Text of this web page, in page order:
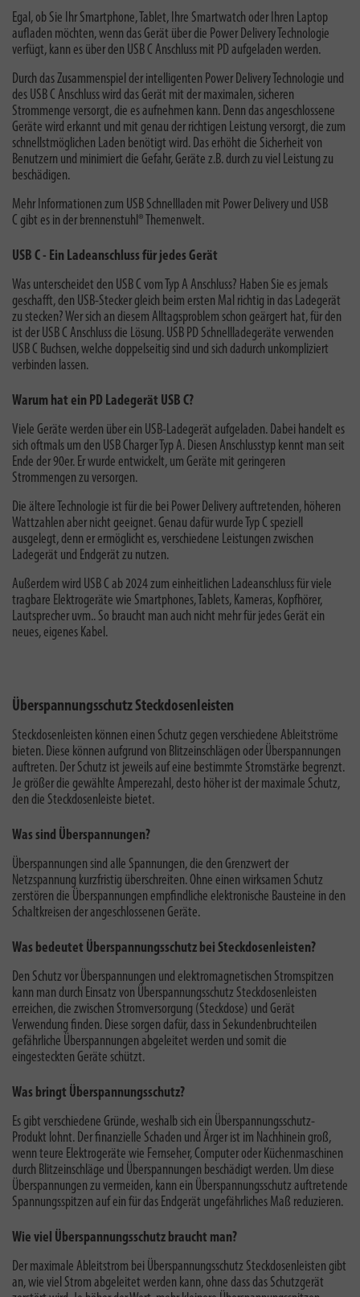
Egal, ob Sie Ihr Smartphone, Tablet, Ihre Smartwatch oder Ihren Laptop
aufladen möchten,wenn das Gerät über die Power Delivery Technologie
verfügt, kann es über den USB C Anschluss mit PD aufgeladen werden.
Durch das Zusammenspiel der intelligenten Power Delivery Technologie und
des USB C Anschluss wird das Gerät mit der maximalen, sicheren
Strommenge versorgt, die es aufnehmen kann. Denn das angeschlossene
Geräte wird erkannt und mit genau der richtigen Leistung versorgt, die zum
schnellstmöglichen Laden benötigt wird. Das erhöht die Sicherheit von
Benutzern und minimiert die Gefahr, Geräte z.B. durch zu viel Leistung zu
beschädigen.
Mehr Informationen zum USB Schnellladen mit Power Delivery und USB
C gibt es in der brennenstuhl® Themenwelt.
USB C - Ein Ladeanschluss für jedes Gerät
Was unterscheidet den USB C vom Typ A Anschluss? Haben Sie es jemals
geschafft, den USB-Stecker gleich beim ersten Mal richtig in das Ladegerät
zu stecken? Wer sich an diesem Alltagsproblem schon geärgert hat, für den
ist der USB C Anschluss die Lösung. USB PD Schnellladegeräte verwenden
USB C Buchsen, welche doppelseitig sind und sich dadurch unkompliziert
verbinden lassen.
Warum hat ein PD Ladegerät USB C?
Viele Geräte werden über ein USB-Ladegerät aufgeladen. Dabei handelt es
sich oftmals um den USB Charger Typ A. Diesen Anschlusstyp kennt man seit
Ende der 90er. Er wurde entwickelt, um Geräte mit geringeren
Strommengen zu versorgen.
Die ältere Technologie ist für die bei Power Delivery auftretenden, höheren
Wattzahlen aber nicht geeignet. Genau dafür wurde Typ C speziell
ausgelegt, denn er ermöglicht es, verschiedene Leistungen zwischen
Ladegerät und Endgerät zu nutzen.
Außerdem wird USB C ab 2024 zum einheitlichen Ladeanschluss für viele
tragbare Elektrogeräte wie Smartphones, Tablets, Kameras, Kopfhörer,
Lautsprecher uvm.. So braucht man auch nicht mehr für jedes Gerät ein
neues, eigenes Kabel.
Überspannungsschutz Steckdosenleisten
Steckdosenleisten können einen Schutz gegen verschiedene Ableitströme
bieten. Diese können aufgrund von Blitzeinschlägen oder Überspannungen
auftreten. Der Schutz ist jeweils auf eine bestimmte Stromstärke begrenzt.
Je größer die gewählte Amperezahl, desto höher ist der maximale Schutz,
den die Steckdosenleiste bietet.
Was sind Überspannungen?
Überspannungen sind alle Spannungen, die den Grenzwert der
Netzspannung kurzfristig überschreiten. Ohne einen wirksamen Schutz
zerstören die Überspannungen empfindliche elektronische Bausteine in den
Schaltkreisen der angeschlossenen Geräte.
Was bedeutet Überspannungsschutz bei Steckdosenleisten?
Den Schutz vor Überspannungen und elektromagnetischen Stromspitzen
kann man durch Einsatz von Überspannungsschutz Steckdosenleisten
erreichen, die zwischen Stromversorgung (Steckdose) und Gerät
Verwendung finden. Diese sorgen dafür, dass in Sekundenbruchteilen
gefährliche Überspannungen abgeleitet werden und somit die
eingesteckten Geräte schützt.
Was bringt Überspannungsschutz?
Es gibt verschiedene Gründe,weshalb sich ein Überspannungsschutz-
Produkt lohnt. Der finanzielle Schaden und Ärger ist im Nachhinein groß,
wenn teure Elektrogeräte wie Fernseher, Computer oder Küchenmaschinen
durch Blitzeinschläge und Überspannungen beschädigt werden. Um diese
Überspannungen zu vermeiden, kann ein Überspannungsschutz auftretende
Spannungsspitzen auf ein für das Endgerät ungefährliches Maß reduzieren.
Wie viel Überspannungsschutz braucht man?
Der maximale Ableitstrom bei Überspannungsschutz Steckdosenleisten gibt
an, wie viel Strom abgeleitet werden kann, ohne dass das Schutzgerät